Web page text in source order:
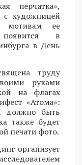
перчатка»,
с художницей
ее
в
в День
труду
руками
на флагах
«Атома»:
быть
также будет
печати фото.
организует